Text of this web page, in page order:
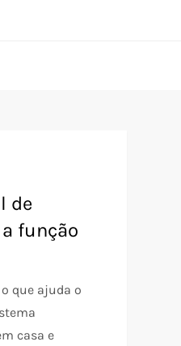
de
função
que ajuda o
casa e